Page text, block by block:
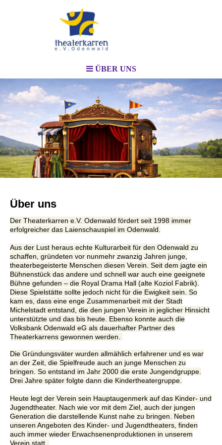
ÜBER UNS
Über uns
Der Theaterkarren e.V. Odenwald fördert seit 1998 immer
erfolgreicher das Laienschauspiel im Odenwald.
Aus der Lust heraus echte Kulturarbeit für den Odenwald zu
schaffen, gründeten vor nunmehr zwanzig Jahren junge,
theaterbegeisterte Menschen diesen Verein. Seit dem jagte ein
Bühnenstück das andere und schnell war auch eine geeignete
Bühne gefunden – die Royal Drama Hall (alte Koziol Fabrik).
Diese Spielstätte sollte jedoch nicht für die Ewigkeit sein. So
kam es, dass eine enge Zusammenarbeit mit der Stadt
Michelstadt entstand, die den jungen Verein in jeglicher Hinsicht
unterstützte und das bis heute. Ebenso konnte auch die
Volksbank Odenwald eG als dauerhafter Partner des
Theaterkarrens gewonnen werden.
Die Gründungsväter wurden allmählich erfahrener und es war
an der Zeit, die Spielfreude auch an junge Menschen zu
bringen. So entstand im Jahr 2000 die erste Jungendgruppe.
Drei Jahre später folgte dann die Kindertheatergruppe.
Heute legt der Verein sein Hauptaugenmerk auf das Kinder- und
Jugendtheater. Nach wie vor mit dem Ziel, auch der jungen
Generation die darstellende Kunst nahe zu bringen. Neben
unseren Angeboten des Kinder- und Jugendtheaters, finden
auch immer wieder Erwachsenenproduktionen in unserem
Verein statt.